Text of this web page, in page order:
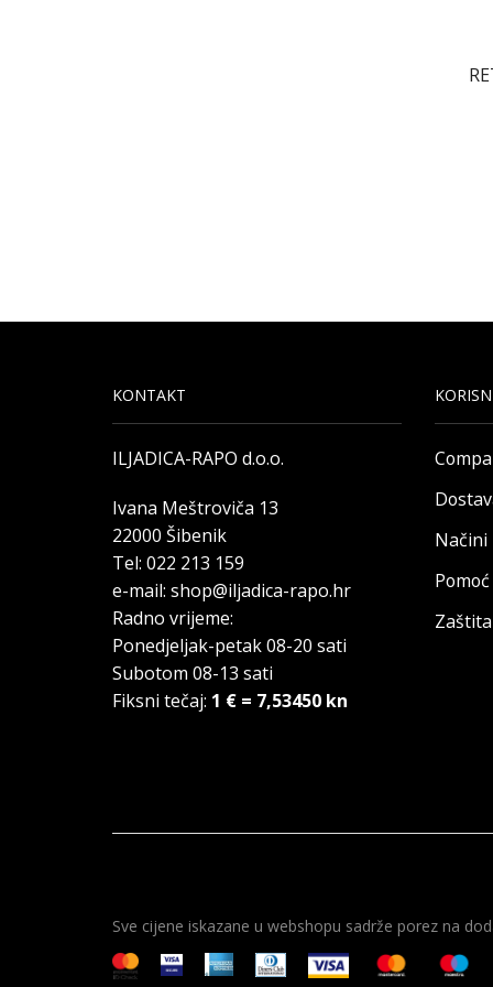
KONTAKT
ILJADICA-RAPO d.o.o.
Ivana Meštroviča 13
22000 Šibenik
Tel: 022 213 159
e-mail: shop@iljadica-rapo.hr
Radno vrijeme:
Ponedjeljak-petak 08-20 sati
Subotom 08-13 sati
Fiksni tečaj: 1 € = 7,53450 kn
Načini
Sve cijene iskazane u webshopu sadrže porez na